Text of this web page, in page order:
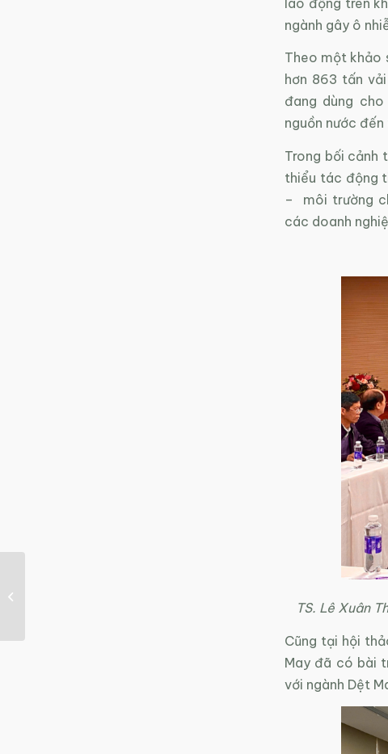
ngành gây ô
Theo một khảo
hơn 863 tấn
đang dùng
nguồn nước
Trong bối cảnh
thiểu tác động
– môi trường
các doanh
TS. Lê Xuân
Cũng tại hội
May đã có bài
với ngành Dệt